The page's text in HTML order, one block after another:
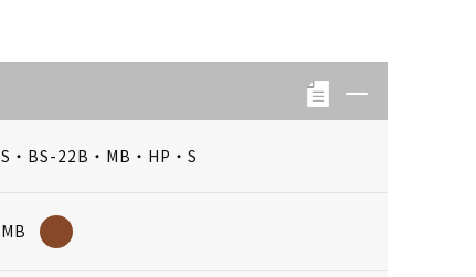
S・BS-22B・MB・HP・S
MB